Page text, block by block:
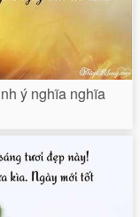
ý nghĩa nghĩa